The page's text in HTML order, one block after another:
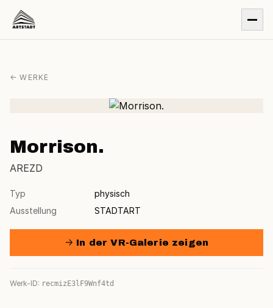
← WERKE
Morrison.
AREZD
Typ
physisch
Ausstellung
STADTART
→ In der VR-Galerie zeigen
Werk-ID: recmizE3lF9Wnf4td